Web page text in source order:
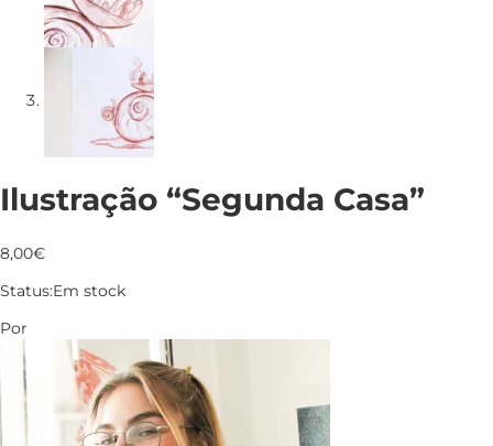
Ilustração “Segunda Casa”
8,00€
Status:Em stock
Por